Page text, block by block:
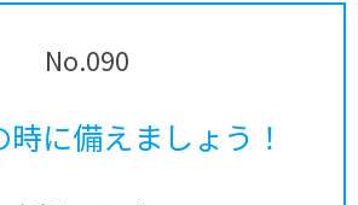
No.090
に備えましょう！